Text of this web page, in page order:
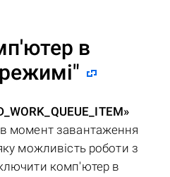
в
момент завантаження
можливість роботи з
комп'ютер в